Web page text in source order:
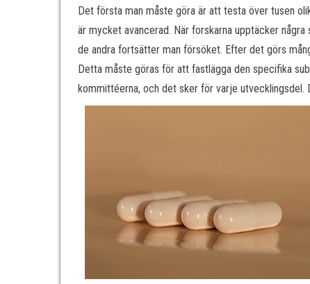
Det första man måste göra är att testa över tusen
är mycket avancerad. När forskarna upptäcker
de andra fortsätter man försöket. Efter det görs
Detta måste göras för att fastlägga den specifika
kommittéerna, och det sker för varje utvecklingsdel.